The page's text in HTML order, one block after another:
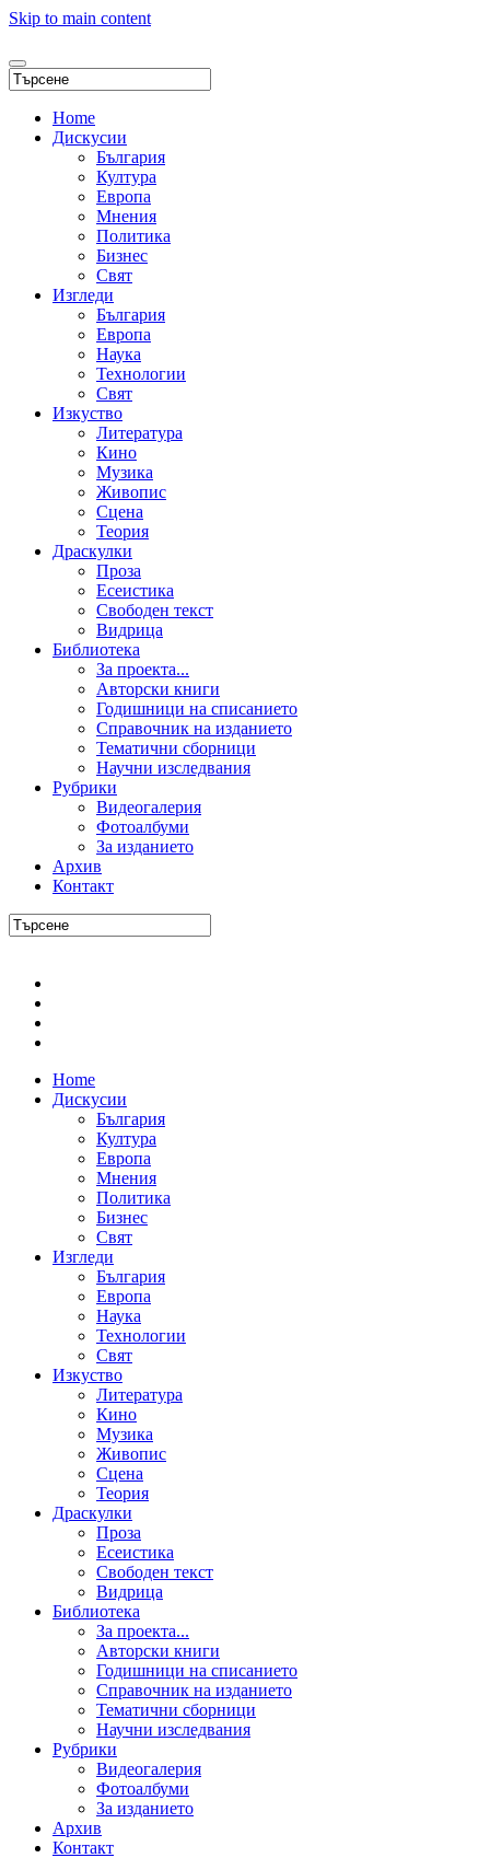
Skip to main content
Home
Дискусии
България
Култура
Европа
Мнения
Политика
Бизнес
Свят
Изгледи
България
Европа
Наука
Технологии
Свят
Изкуство
Литература
Кино
Музика
Живопис
Сцена
Теория
Драскулки
Проза
Есеистика
Свободен текст
Видрица
Библиотека
За проекта...
Авторски книги
Годишници на списанието
Справочник на изданието
Тематични сборници
Научни изследвания
Рубрики
Видеогалерия
Фотоалбуми
За изданието
Архив
Контакт
Home
Дискусии
България
Култура
Европа
Мнения
Политика
Бизнес
Свят
Изгледи
България
Европа
Наука
Технологии
Свят
Изкуство
Литература
Кино
Музика
Живопис
Сцена
Теория
Драскулки
Проза
Есеистика
Свободен текст
Видрица
Библиотека
За проекта...
Авторски книги
Годишници на списанието
Справочник на изданието
Тематични сборници
Научни изследвания
Рубрики
Видеогалерия
Фотоалбуми
За изданието
Архив
Контакт